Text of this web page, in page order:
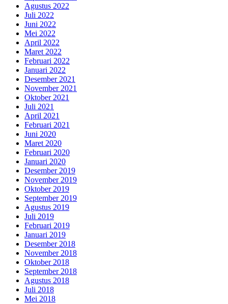
Agustus 2022
Juli 2022
Juni 2022
Mei 2022
April 2022
Maret 2022
Februari 2022
Januari 2022
Desember 2021
November 2021
Oktober 2021
Juli 2021
April 2021
Februari 2021
Juni 2020
Maret 2020
Februari 2020
Januari 2020
Desember 2019
November 2019
Oktober 2019
September 2019
Agustus 2019
Juli 2019
Februari 2019
Januari 2019
Desember 2018
November 2018
Oktober 2018
September 2018
Agustus 2018
Juli 2018
Mei 2018